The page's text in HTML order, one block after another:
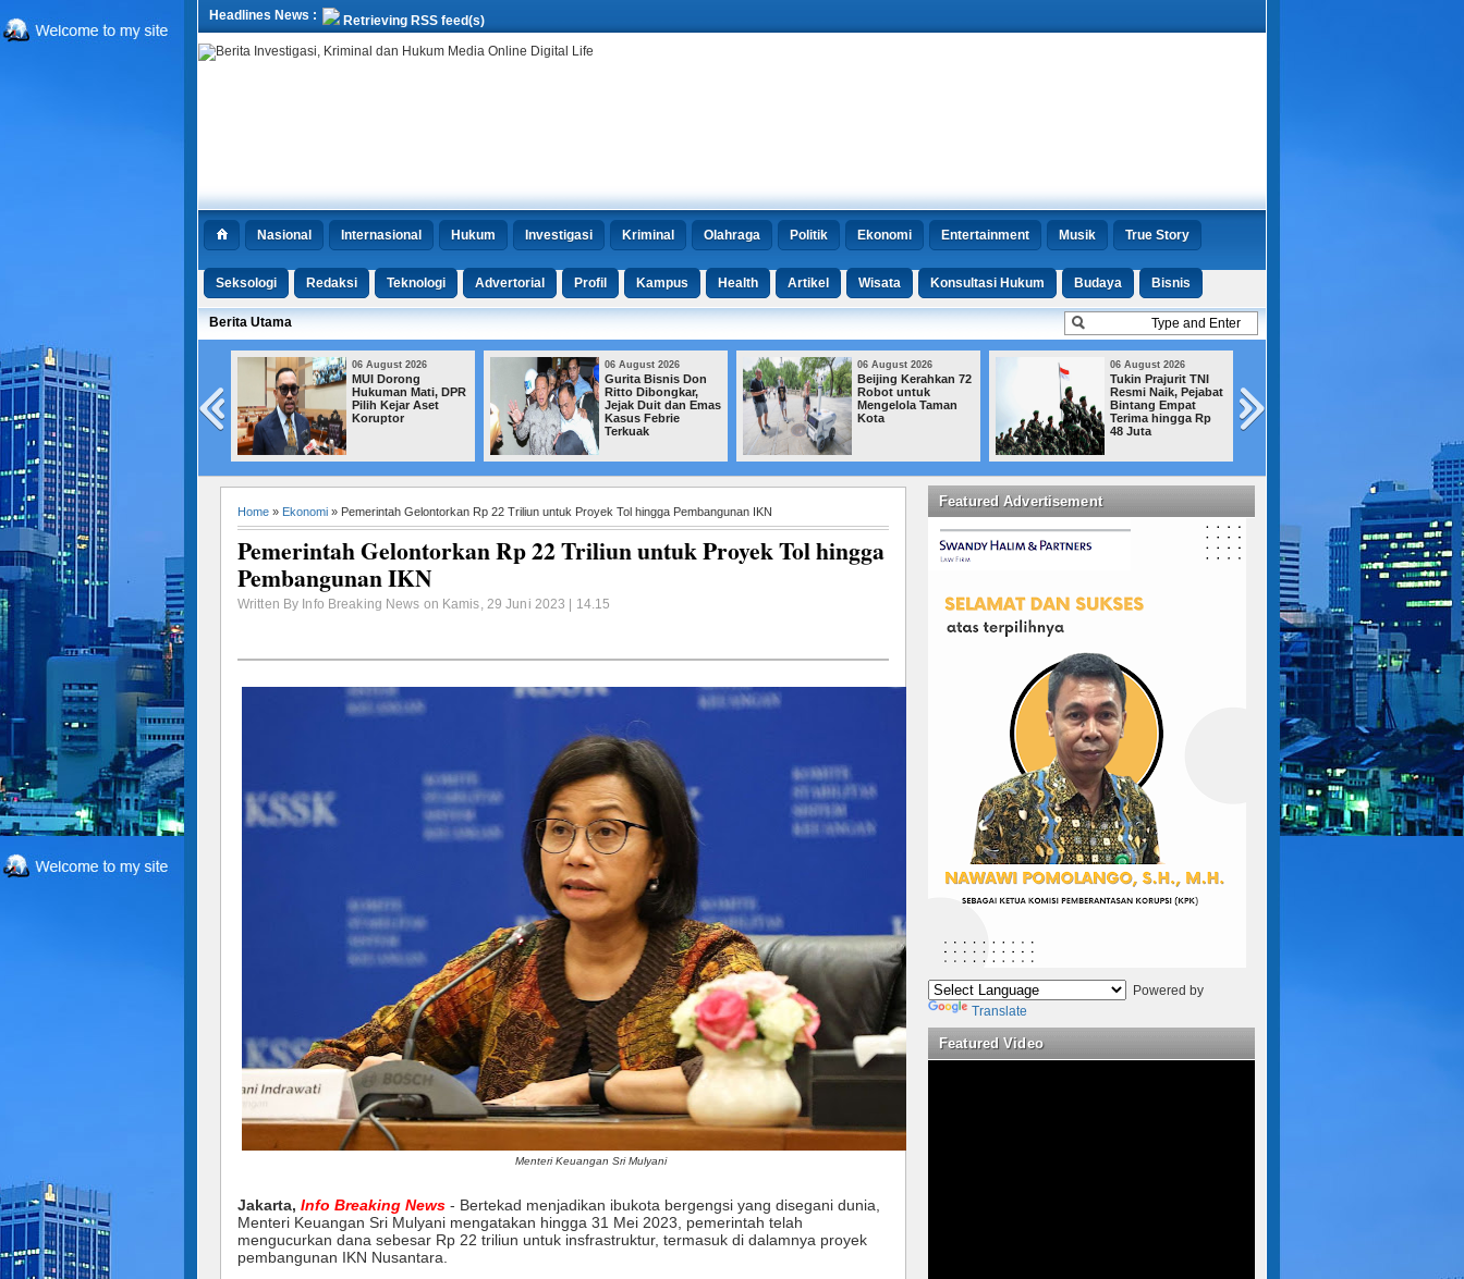
Headlines News : Retrieving RSS feed(s)
Nasional Internasional Hukum Investigasi Kriminal Olahraga Politik Ekonomi Entertainment Musik True Story
Seksologi Redaksi Teknologi Advertorial Profil Kampus Health Artikel Wisata Konsultasi Hukum Budaya Bisnis
Berita Utama
Kemensos Bekukan
Bantuan bagi
Jutaan KPM yang
Terindikasi Judol
06 August 2026
MUI Dorong
Hukuman Mati, DPR
Pilih Kejar Aset
Koruptor
06 August 2026
Gurita Bisnis Don
Ritto Dibongkar,
Jejak Duit dan Emas
Kasus Febrie
Terkuak
06 August 2026
Beijing Kerahkan 72
Robot untuk
Mengelola Taman
Kota
06 August 2026
Tukin Prajurit TNI
Resmi Naik, Pejabat
Bintang Empat
Terima hingga Rp
48 Juta
Home » Ekonomi » Pemerintah Gelontorkan Rp 22 Triliun untuk Proyek Tol hingga Pembangunan IKN
Pemerintah Gelontorkan Rp 22 Triliun untuk Proyek Tol hingga
Pembangunan IKN
Written By Info Breaking News on Kamis, 29 Juni 2023 | 14.15
Menteri Keuangan Sri Mulyani
Jakarta, Info Breaking News - Bertekad menjadikan ibukota bergengsi yang disegani dunia,
Menteri Keuangan Sri Mulyani mengatakan hingga 31 Mei 2023, pemerintah telah
mengucurkan dana sebesar Rp 22 triliun untuk insfrastruktur, termasuk di dalamnya proyek
pembangunan IKN Nusantara.
Featured Advertisement
Powered by
Translate
Featured Video